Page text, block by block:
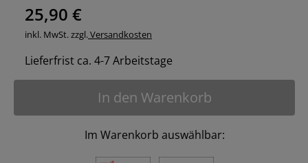
25,90 €
inkl. MwSt. zzgl.Versandkosten
Lieferfrist ca. 4-7 Arbeitstage
In den Warenkorb
Im Warenkorb auswählbar: